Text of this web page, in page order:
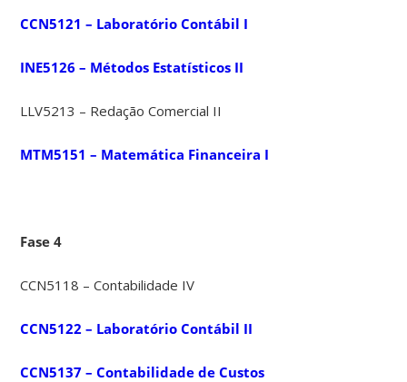
CCN5121 – Laboratório Contábil I
INE5126 – Métodos Estatísticos II
LLV5213 – Redação Comercial II
MTM5151 – Matemática Financeira I
Fase 4
CCN5118 – Contabilidade IV
CCN5122 – Laboratório Contábil II
CCN5137 – Contabilidade de Custos